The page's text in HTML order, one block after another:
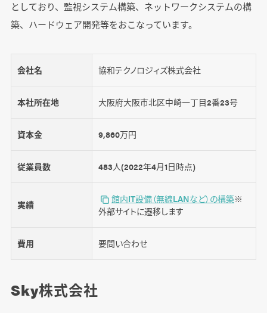
としており、監視システム構築、ネットワークシステムの構
築、ハードウェア開発等をおこなっています。
会社名 協和テクノロジィズ株式会社
本社所在地 大阪府大阪市北区中崎一丁目2番23号
資本金 9,860万円
従業員数 483人(2022年4月1日時点)
実績 館内IT設備（無線LANなど）の構築※
外部サイトに遷移します
費用 要問い合わせ
Sky株式会社